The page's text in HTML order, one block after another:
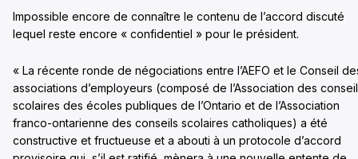
Impossible encore de connaître le contenu de l’accord discuté
lequel reste encore « confidentiel » pour le président.
« La récente ronde de négociations entre l’AEFO et le Conseil
associations d’employeurs (composé de l’Association des
scolaires des écoles publiques de l’Ontario et de l’Association
franco-ontarienne des conseils scolaires catholiques) a été
constructive et fructueuse et a abouti à un protocole d’accord